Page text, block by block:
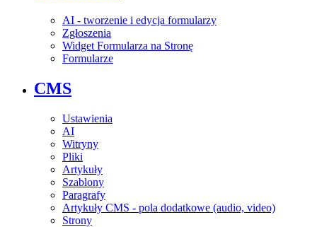
AI - tworzenie i edycja formularzy
Zgłoszenia
Widget Formularza na Stronę
Formularze
CMS
Ustawienia
AI
Witryny
Pliki
Artykuły
Szablony
Paragrafy
Artykuły CMS - pola dodatkowe (audio, video)
Strony